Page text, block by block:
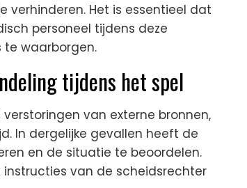
verhinderen. Het is essentieel dat
personeel tijdens deze
waarborgen.
tijdens het spel
van externe bronnen,
In dergelijke gevallen heeft de
en de situatie te beoordelen.
van de scheidsrechter